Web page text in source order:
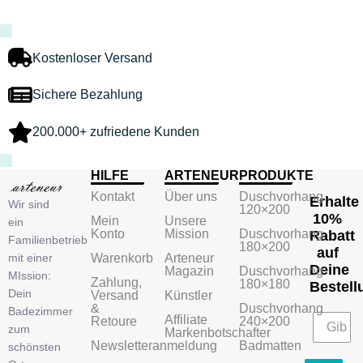
Kostenloser Versand
Sichere Bezahlung
200.000+ zufriedene Kunden
Wir sind
ein
Familienbetrieb
mit einer
MIssion:
Dein
Badezimmer
zum
schönsten
HILFE
Kontakt
Mein
Konto
Warenkorb
Zahlung,
Versand
&
Retoure
Newsletteranmeldung
ARTENEUR
Über uns
Unsere
Mission
Arteneur
Magazin
Künstler
Affiliate
Markenbotschafter
PRODUKTE
Duschvorhang
120×200
Duschvorhang
180×200
Duschvorhang
180×180
Duschvorhang
240×200
Badmatten
Erhalte
10%
Rabatt
auf
Deine